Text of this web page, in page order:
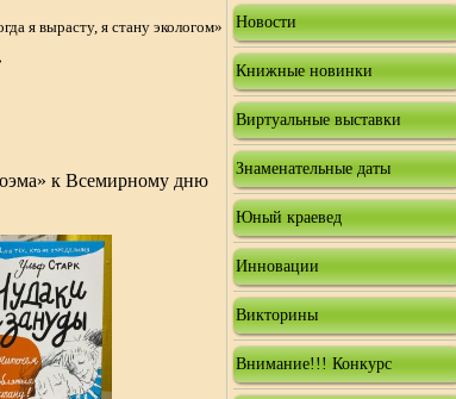
я вырасту, я стану экологом»
к Всемирному дню
Новости
Книжные новинки
Виртуальные выставки
Знаменательные даты
Юный краевед
Инновации
Викторины
Внимание!!! Конкурс